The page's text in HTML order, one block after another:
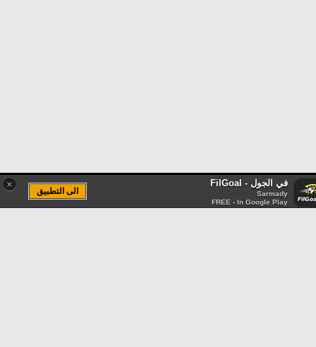
× في الجول - FilGoal
Sarmady
FREE - In Google Play
الى التطبيق